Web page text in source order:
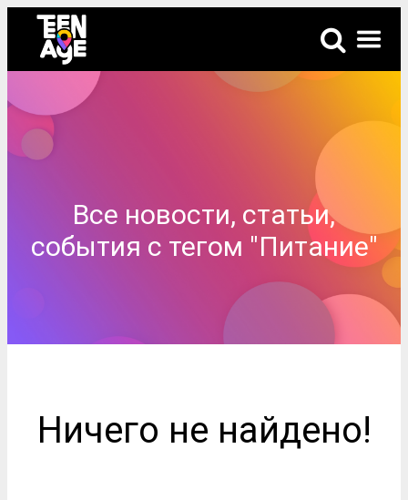
Все новости, статьи,
события с тегом "Питание"
Ничего не найдено!